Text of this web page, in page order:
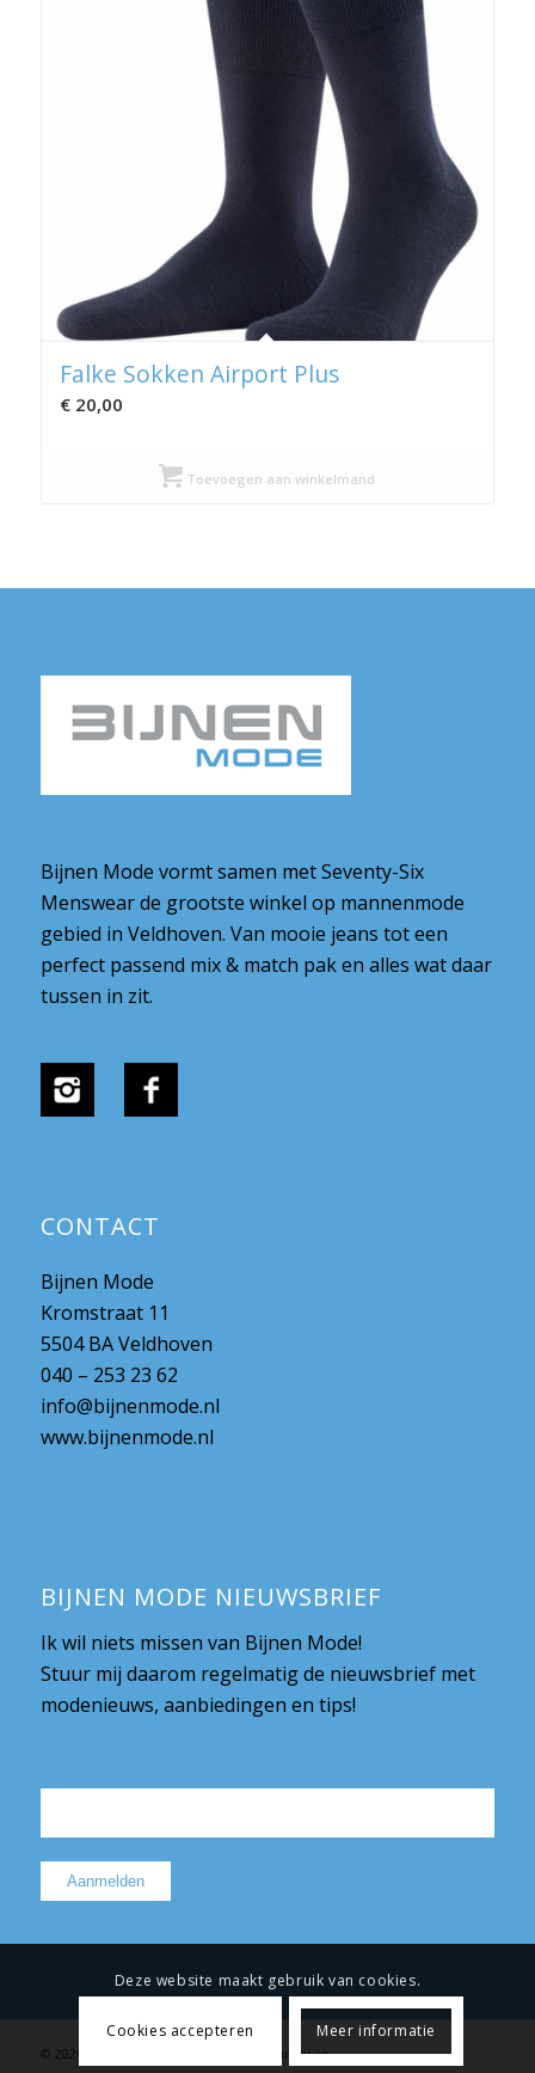
Falke Sokken Airport Plus
€20,00
Toevoegen aan winkelmand
Bijnen Mode vormt samen met Seventy-Six
Menswear de grootste winkel op mannenmode
gebied in Veldhoven. Van mooie jeans tot een
perfect passend mix & match pak en alles wat daar
tussen in zit.
CONTACT
Bijnen Mode
Kromstraat 11
5504 BA Veldhoven
040 – 253 23 62
info@bijnenmode.nl
www.bijnenmode.nl
BIJNEN MODE NIEUWSBRIEF
Ik wil niets missen van Bijnen Mode!
Stuur mij daarom regelmatig de nieuwsbrief met
modenieuws, aanbiedingen en tips!
© 2026 Bijnen Mode | Retourneren
Deze website maakt gebruik van cookies.
Cookies accepteren Meer informatie